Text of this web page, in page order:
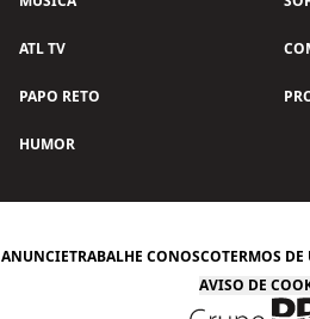
ATL TV
PAPO RETO
HUMOR
ANUNCIETRABALHE CONOSCOTERMOS DE
AVISO DE